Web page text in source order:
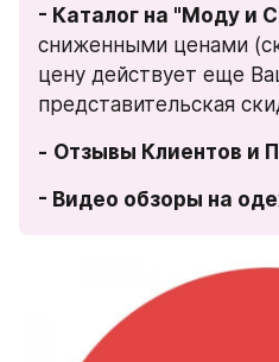
- Каталог на "Моду и
сниженными ценами
цену действует еще
представительская
- Отзывы Клиентов и
- Видео обзоры на